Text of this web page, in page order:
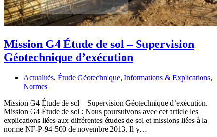
Mission G4 Étude de sol – Supervision
Géotechnique d’exécution
Actualités, Étude Géotechnique, Informations & Explications,
Normes
Mission G4 Étude de sol – Supervision Géotechnique d’exécution.
Mission G4 Étude de sol : Nous poursuivons avec cet article les
explications liées aux différentes études de sol et missions liées à la
norme NF-P-94-500 de novembre 2013. Il y…